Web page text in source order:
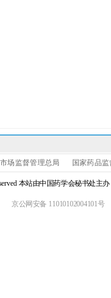
场监督管理总局 国家药品
本站由中国药学会秘书处主
京公网安备 11010102004101号